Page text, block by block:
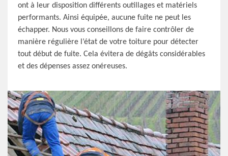
ont à leur disposition différents outillages et matériels
performants. Ainsi équipée, aucune fuite ne peut les
échapper. Nous vous conseillons de faire contrôler de
manière régulière l’état de votre toiture pour détecter
tout début de fuite. Cela évitera de dégâts considérables
et des dépenses assez onéreuses.